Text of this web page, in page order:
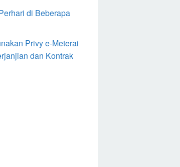
di Beberapa
Privy e-Meterai
dan Kontrak